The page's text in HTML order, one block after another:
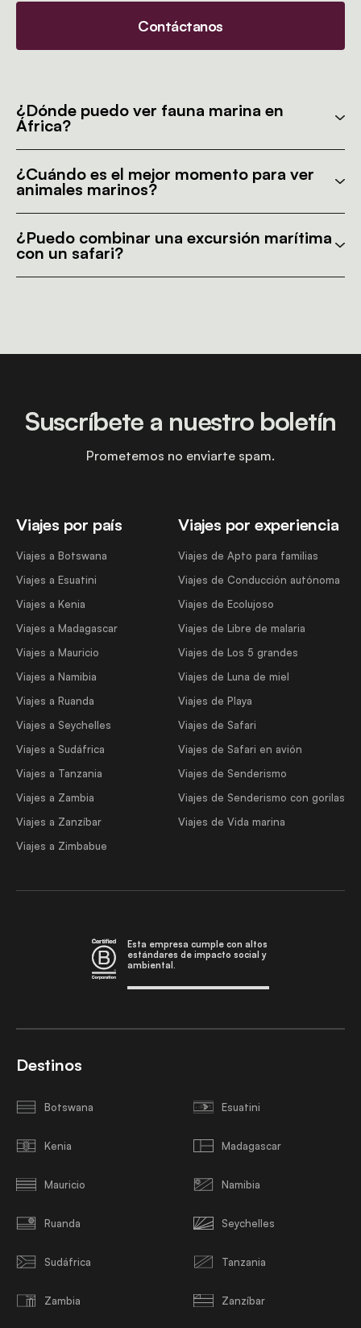
Contáctanos
¿Dónde puedo ver fauna marina en
África?
¿Cuándo es el mejor momento para ver
animales marinos?
¿Puedo combinar una excursión marítima
con un safari?
Viajes por país
Viajes a Botswana
Viajes a Esuatini
Viajes a Kenia
Viajes a Madagascar
Viajes a Mauricio
Viajes a Namibia
Viajes a Ruanda
Viajes a Seychelles
Viajes a Sudáfrica
Viajes a Tanzania
Viajes a Zambia
Viajes a Zanzíbar
Viajes a Zimbabue
Viajes por experiencia
Viajes de Apto para familias
Viajes de Conducción autónoma
Viajes de Ecolujoso
Viajes de Libre de malaria
Viajes de Los 5 grandes
Viajes de Luna de miel
Viajes de Playa
Viajes de Safari
Viajes de Safari en avión
Viajes de Senderismo
Viajes de Senderismo con gorilas
Viajes de Vida marina
Suscríbete a nuestro boletín
Prometemos no enviarte spam.
Esta empresa cumple con altos
estándares de impacto social y
ambiental.
Destinos
Botswana Esuatini
Kenia Madagascar
Mauricio Namibia
Ruanda Seychelles
Sudáfrica Tanzania
Zambia Zanzíbar